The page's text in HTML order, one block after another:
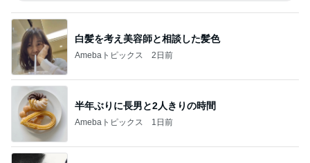
白髪を考え美容師と相談した髪色
Amebaトピックス 2日前
半年ぶりに長男と2人きりの時間
Amebaトピックス 1日前